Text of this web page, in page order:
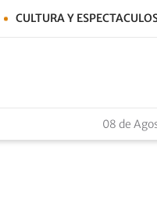
CULTURA Y
08 de